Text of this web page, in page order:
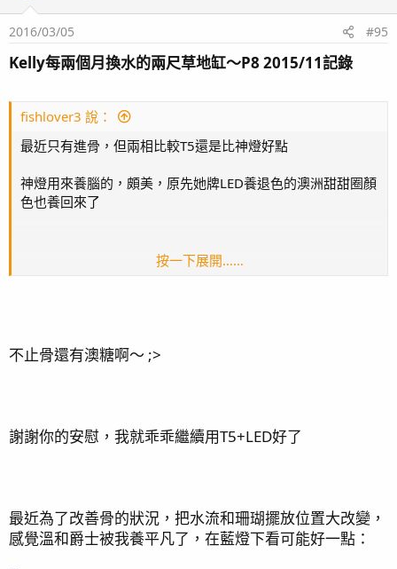
2016/03/05 #95
Kelly每兩個月換水的兩尺草地缸～P8 2015/11記錄
fishlover3 說：
最近只有進骨，但兩相比較T5還是比神燈好點
神燈用來養腦的，頗美，原先她牌LED養退色的澳洲甜甜圈顏
色也養回來了
按一下展開……
不止骨還有澳糖啊～ ;>
謝謝你的安慰，我就乖乖繼續用T5+LED好了
最近為了改善骨的狀況，把水流和珊瑚擺放位置大改變，
感覺溫和爵士被我養平凡了，在藍燈下看可能好一點：